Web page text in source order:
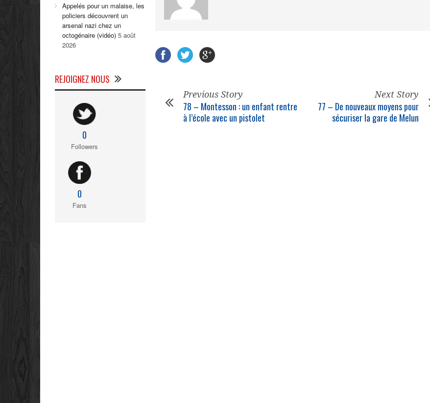
Previous Story
78 – Montesson : un enfant rentre
à l’école avec un pistolet
Next Story
77 – De nouveaux moyens pour
sécuriser la gare de Melun
Appelés pour un malaise, les
policiers découvrent un
arsenal nazi chez un
octogénaire (vidéo) 5 août
2026
REJOIGNEZ NOUS
0
Followers
0
Fans